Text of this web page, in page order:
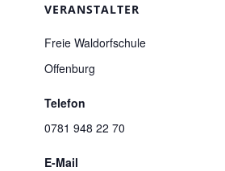
VERANSTALTER
Freie Waldorfschule
Offenburg
Telefon
0781 948 22 70
E-Mail